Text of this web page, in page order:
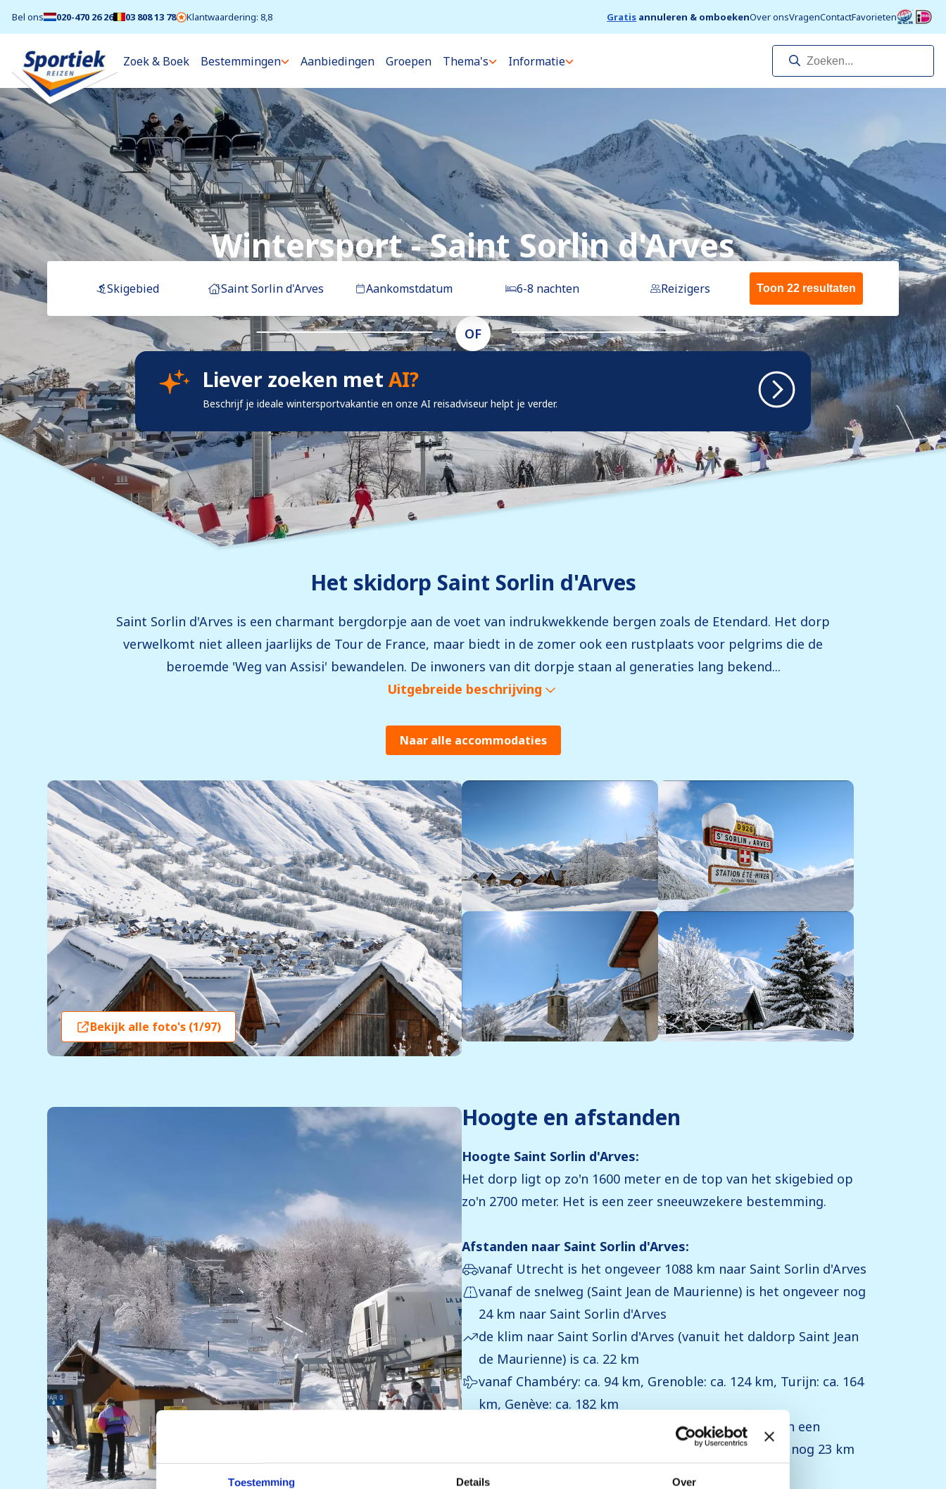
Toestemming Details Over
Bel ons 020-470 26 26 03 808 13 78 Klantwaardering: 8,8 Gratis annuleren & omboekenOver onsVragenContactFavorieten
Zoek & Boek Bestemmingen Aanbiedingen Groepen Thema's Informatie
Wintersport - Saint Sorlin d'Arves
Skigebied Saint Sorlin d'Arves Aankomstdatum 6-8 nachten Reizigers Toon 22 resultaten
OF
Liever zoeken met AI?
Beschrijf je ideale wintersportvakantie en onze AI reisadviseur helpt je verder.
Het skidorp Saint Sorlin d'Arves
Saint Sorlin d'Arves is een charmant bergdorpje aan de voet van indrukwekkende bergen zoals de Etendard. Het dorp
verwelkomt niet alleen jaarlijks de Tour de France, maar biedt in de zomer ook een rustplaats voor pelgrims die de
beroemde 'Weg van Assisi' bewandelen. De inwoners van dit dorpje staan al generaties lang bekend...
Uitgebreide beschrijving
Naar alle accommodaties
Bekijk alle foto's (1/97)
Hoogte en afstanden
Hoogte Saint Sorlin d'Arves:
Het dorp ligt op zo'n 1600 meter en de top van het skigebied op
zo'n 2700 meter. Het is een zeer sneeuwzekere bestemming.
Afstanden naar Saint Sorlin d'Arves:
vanaf Utrecht is het ongeveer 1088 km naar Saint Sorlin d'Arves
vanaf de snelweg (Saint Jean de Maurienne) is het ongeveer nog
24 km naar Saint Sorlin d'Arves
de klim naar Saint Sorlin d'Arves (vanuit het daldorp Saint Jean
de Maurienne) is ca. 22 km
vanaf Chambéry: ca. 94 km, Grenoble: ca. 124 km, Turijn: ca. 164
km, Genève: ca. 182 km
In het daldorp Saint Jean de Maurienne bevindt zich een
treinstation. Vanaf dit treinstation is het ongeveer nog 23 km